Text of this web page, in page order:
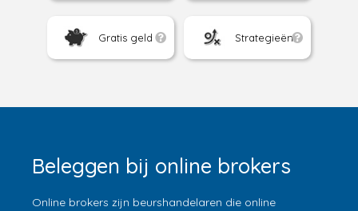
Gratis geld Strategieën
Beleggen bij online brokers
Online brokers zijn beurshandelaren die online